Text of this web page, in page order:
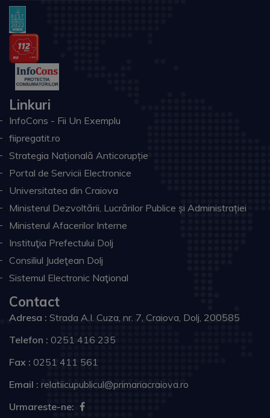
Linkuri
InfoCons - Fii Un Exemplu
fiipregatit.ro
Strategia Națională Anticorupție
Portal de Servicii Electronice
Universitatea din Craiova
Ministerul Dezvoltării, Lucrărilor Publice și Administrației
Ministerul Afacerilor Interne
Instituţia Prefectului Dolj
Consiliul Judeţean Dolj
Sistemul Electronic Naţional
Contact
Adresa : Strada A.I. Cuza, nr. 7, Craiova, Dolj, 200585
Telefon : 0251 416 235
Fax : 0251 411 561
Email : relatiicupublicul@primariacraiova.ro
Urmareste-ne: